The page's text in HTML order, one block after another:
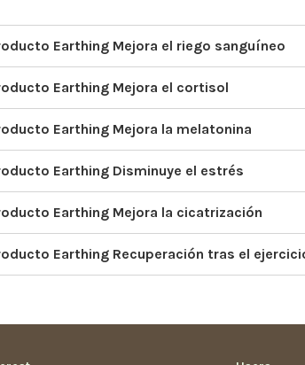
Earthing Mejora el riego sanguíneo
Earthing Mejora el cortisol
Earthing Mejora la melatonina
Earthing Disminuye el estrés
Earthing Mejora la cicatrización
Earthing Recuperación tras el